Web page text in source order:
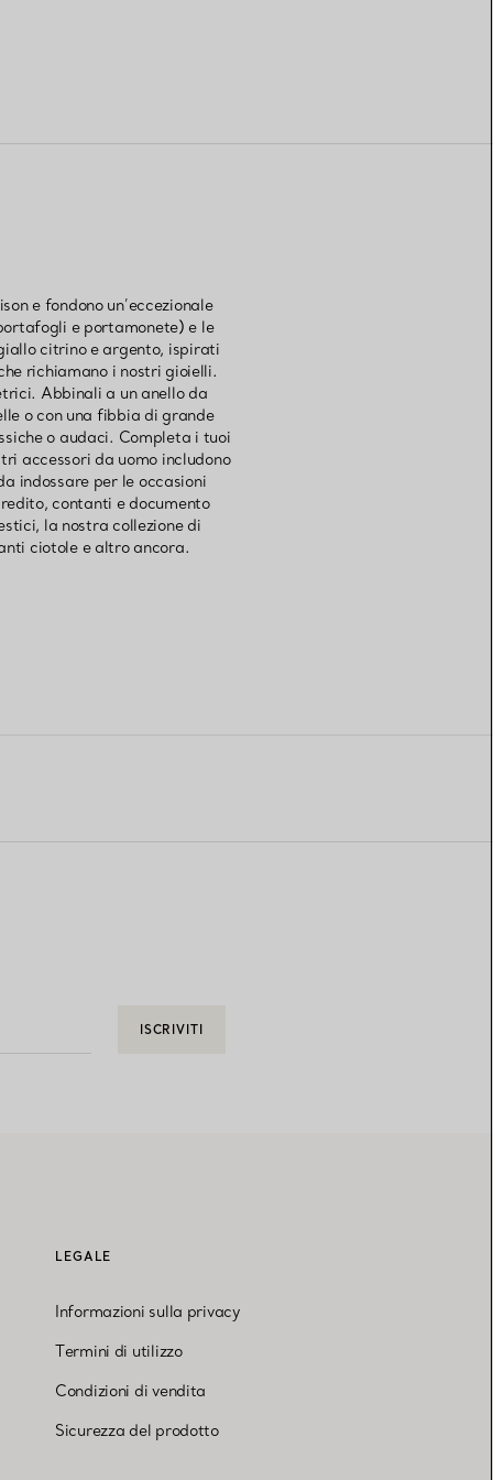
e fondono un’eccezionale
e portamonete) e le
citrino e argento, ispirati
richiamano i nostri gioielli.
Abbinali a un anello da
o con una fibbia di grande
o audaci. Completa i tuoi
accessori da uomo includono
indossare per le occasioni
contanti e documento
la nostra collezione di
ciotole e altro ancora.
ISCRIVITI
LEGALE
Informazioni sulla privacy
Termini di utilizzo
Condizioni di vendita
Sicurezza del prodotto